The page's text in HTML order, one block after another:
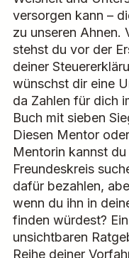
versorgen kann –
zu unseren Ahnen.
stehst du vor der
deiner
wünschst dir eine
da Zahlen für dich
Buch mit sieben
Diesen Mentor
Mentorin kannst du
Freundeskreis
dafür bezahlen,
wenn du ihn in
finden würdest?
unsichtbaren
Reihe deiner